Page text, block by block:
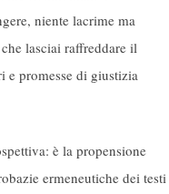
niente lacrime ma
lasciai raffreddare il
e promesse di giustizia
è la propensione
ermeneutiche dei testi